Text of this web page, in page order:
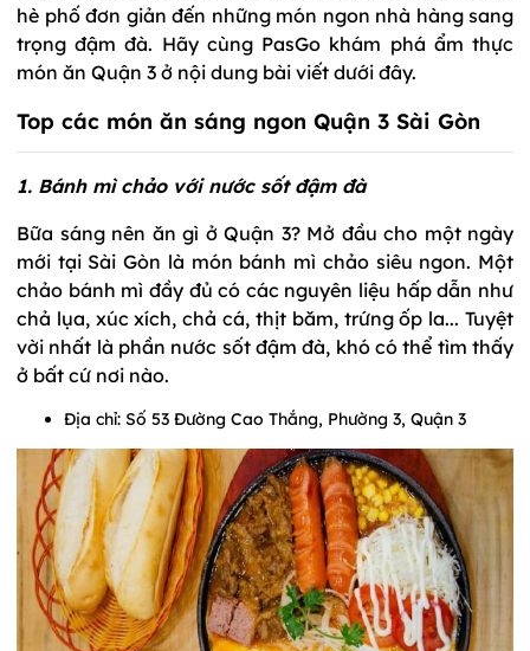
hè phố đơn giản đến những món ngon nhà hàng sang
trọng đậm đà. Hãy cùng PasGo khám phá ẩm thực
món ăn Quận 3 ở nội dung bài viết dưới đây.
Top các món ăn sáng ngon Quận 3 Sài Gòn
1. Bánh mì chảo với nước sốt đậm đà
Bữa sáng nên ăn gì ở Quận 3? Mở đầu cho một ngày
mới tại Sài Gòn là món bánh mì chảo siêu ngon. Một
chảo bánh mì đầy đủ có các nguyên liệu hấp dẫn như
chả lụa, xúc xích, chả cá, thịt băm, trứng ốp la... Tuyệt
vời nhất là phần nước sốt đậm đà, khó có thể tìm thấy
ở bất cứ nơi nào.
Địa chỉ: Số 53 Đường Cao Thắng, Phường 3, Quận 3